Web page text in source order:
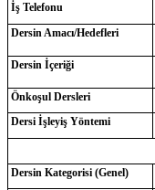
İş Telefonu
Dersin Amacı/Hedefleri
Dersin İçeriği
Önkoşul Dersleri
Dersi İşleyiş Yöntemi
Dersin Kategorisi (Genel)